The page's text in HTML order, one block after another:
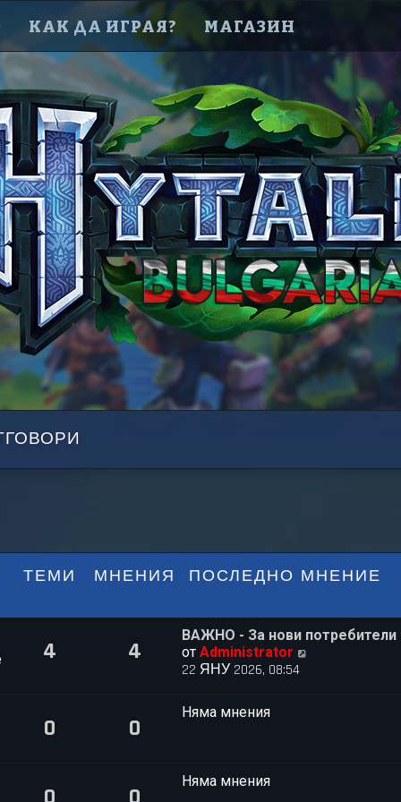
КАК ДА ИГРАЯ? МАГАЗИН
ТЕМИ МНЕНИЯ ПОСЛЕДНО МНЕНИЕ
4 4
ВАЖНО - За нови потребители
от Administrator
22 ЯНУ 2026, 08:54
0 0
Няма мнения
Няма мнения